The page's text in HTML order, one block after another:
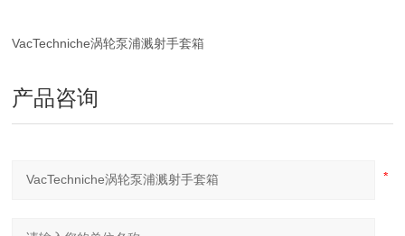
VacTechniche涡轮泵浦溅射手套箱
产品咨询